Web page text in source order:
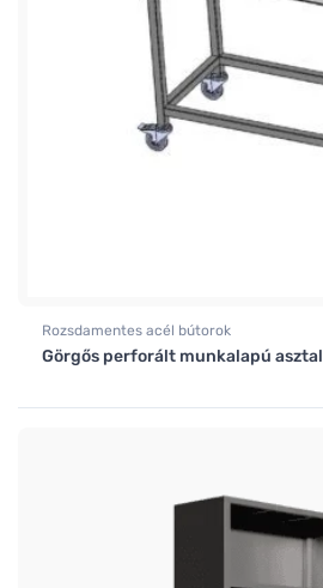
Rozsdamentes acél bútorok
Görgős perforált munkalapú asztal